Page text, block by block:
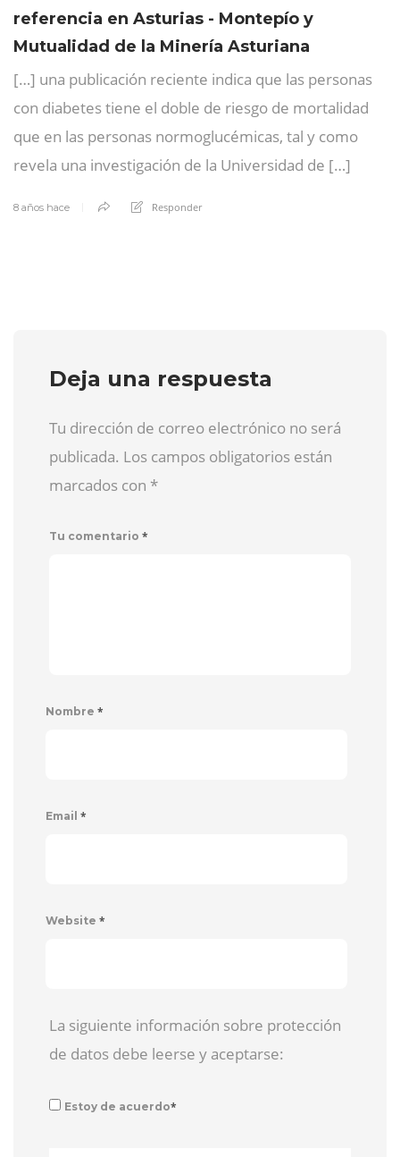
referencia en Asturias - Montepío y
Mutualidad de la Minería Asturiana
[…] una publicación reciente indica que las personas
con diabetes tiene el doble de riesgo de mortalidad
que en las personas normoglucémicas, tal y como
revela una investigación de la Universidad de […]
8 años hace Responder
Deja una respuesta
Tu dirección de correo electrónico no será
publicada. Los campos obligatorios están
marcados con *
Tu comentario *
Nombre *
Email *
Website *
La siguiente información sobre protección
de datos debe leerse y aceptarse:
Estoy de acuerdo*